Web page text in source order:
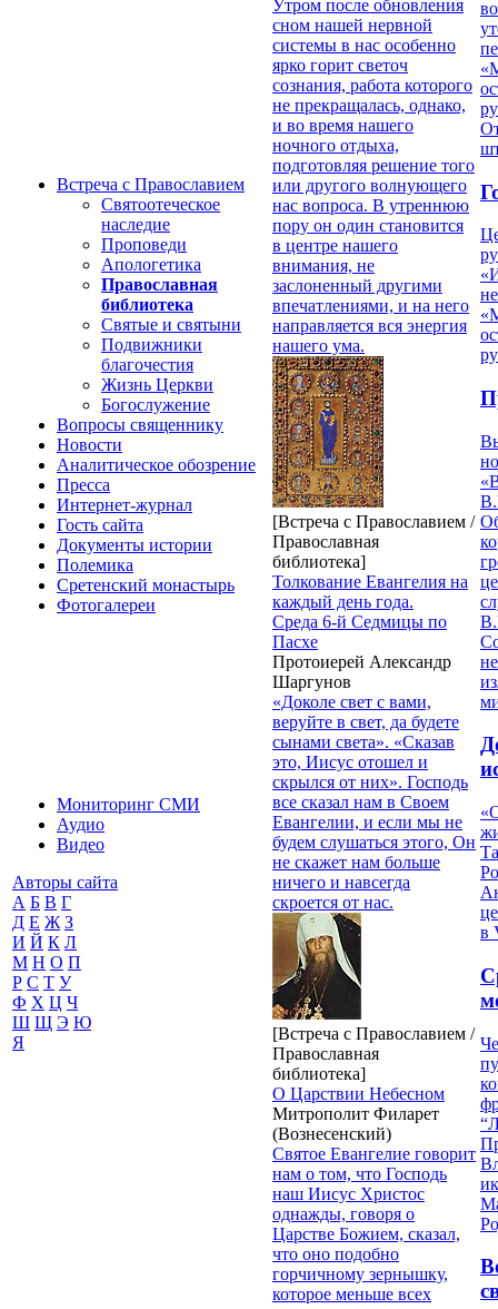
Встреча с Православием
Святоотеческое
наследие
Проповеди
Апологетика
Православная
библиотека
Святые и святыни
Подвижники
благочестия
Жизнь Церкви
Богослужение
Вопросы священнику
Новости
Аналитическое обозрение
Пресса
Интернет-журнал
Гость сайта
Документы истории
Полемика
Сретенский монастырь
Фотогалереи
Мониторинг СМИ
Аудио
Видео
Авторы сайта
А Б В Г
Д Е Ж З
И Й К Л
М Н О П
Р С Т У
Ф Х Ц Ч
Ш Щ Э Ю
Я
Утром после обновления
сном нашей нервной
системы в нас особенно
ярко горит светоч
сознания, работа которого
не прекращалась, однако,
и во время нашего
ночного отдыха,
подготовляя решение того
или другого волнующего
нас вопроса. В утреннюю
пору он один становится
в центре нашего
внимания, не
заслоненный другими
впечатлениями, и на него
направляется вся энергия
нашего ума.
[Встреча с Православием /
Православная
библиотека]
Толкование Евангелия на
каждый день года.
Среда 6-й Седмицы по
Пасхе
Протоиерей Александр
Шаргунов
«Доколе свет с вами,
веруйте в свет, да будете
сынами света». «Сказав
это, Иисус отошел и
скрылся от них». Господь
все сказал нам в Своем
Евангелии, и если мы не
будем слушаться этого, Он
не скажет нам больше
ничего и навсегда
скроется от нас.
[Встреча с Православием /
Православная
библиотека]
О Царствии Небесном
Митрополит Филарет
(Вознесенский)
Святое Евангелие говорит
нам о том, что Господь
наш Иисус Христос
однажды, говоря о
Царстве Божием, сказал,
что оно подобно
горчичному зернышку,
которое меньше всех
в